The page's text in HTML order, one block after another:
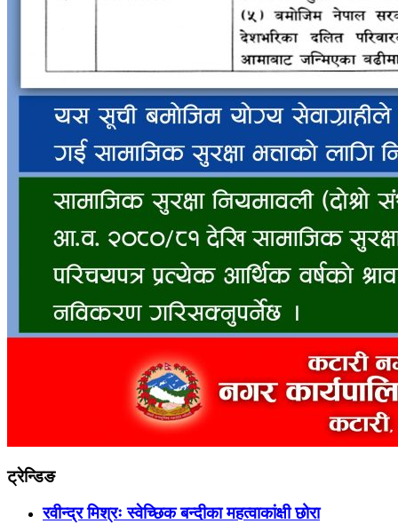
ट्रेन्डिङ
रवीन्द्र मिश्रः स्वेच्छिक बन्दीका महत्वाकांक्षी छोरा